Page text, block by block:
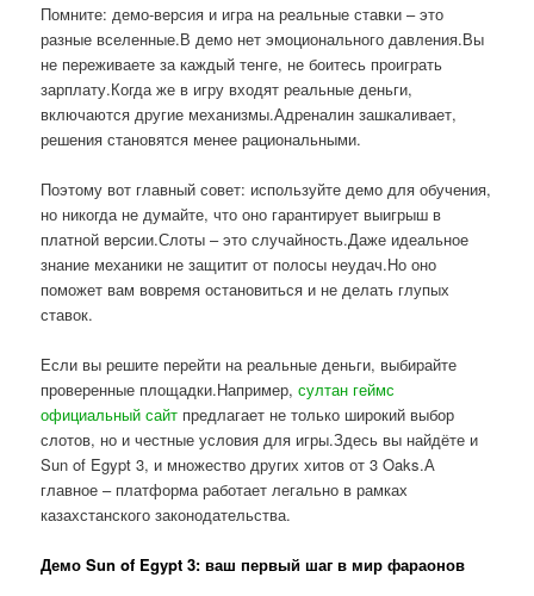
Помните: демо-версия и игра на реальные ставки – это
разные вселенные.В демо нет эмоционального давления.Вы
не переживаете за каждый тенге, не боитесь проиграть
зарплату.Когда же в игру входят реальные деньги,
включаются другие механизмы.Адреналин зашкаливает,
решения становятся менее рациональными.
Поэтому вот главный совет: используйте демо для обучения,
но никогда не думайте, что оно гарантирует выигрыш в
платной версии.Слоты – это случайность.Даже идеальное
знание механики не защитит от полосы неудач.Но оно
поможет вам вовремя остановиться и не делать глупых
ставок.
Если вы решите перейти на реальные деньги, выбирайте
проверенные площадки.Например,султан геймс
официальный сайт предлагает не только широкий выбор
слотов, но и честные условия для игры.Здесь вы найдёте и
Sun of Egypt 3, и множество других хитов от 3 Oaks.А
главное – платформа работает легально в рамках
казахстанского законодательства.
Демо Sun of Egypt 3: ваш первый шаг в мир фараонов